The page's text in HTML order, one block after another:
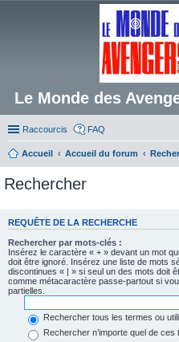
Le Monde des
Raccourcis FAQ
Accueil Accueil du forum
Rechercher
REQUÊTE DE LA RECHERCHE
Rechercher par mots-clés :
Insérez le caractère « + » devant un mot
doit être ignoré. Insérez une liste de mots
discontinues « | » si seul un des mots doit
comme métacaractère passe-partout si
partielles.
Rechercher tous les termes ou
Rechercher n’importe quel de ces